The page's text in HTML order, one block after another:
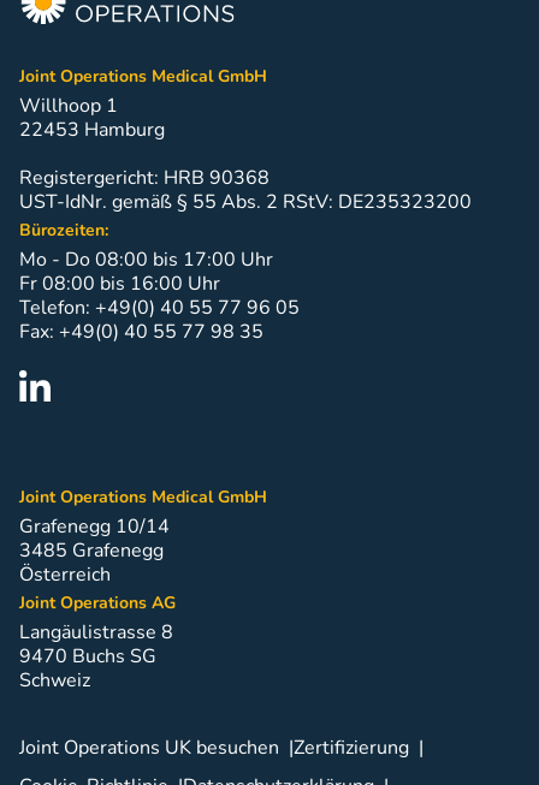
Joint Operations Medical GmbH
Willhoop 1
22453 Hamburg
Registergericht: HRB 90368
UST-IdNr. gemäß § 55 Abs. 2 RStV: DE235323200
Bürozeiten:
Mo - Do 08:00 bis 17:00 Uhr
Fr 08:00 bis 16:00 Uhr
Telefon: +49(0) 40 55 77 96 05
Fax: +49(0) 40 55 77 98 35
Joint Operations Medical GmbH
Grafenegg 10/14
3485 Grafenegg
Österreich
Joint Operations AG
Langäulistrasse 8
9470 Buchs SG
Schweiz
Joint Operations UK besuchen Zertifizierung